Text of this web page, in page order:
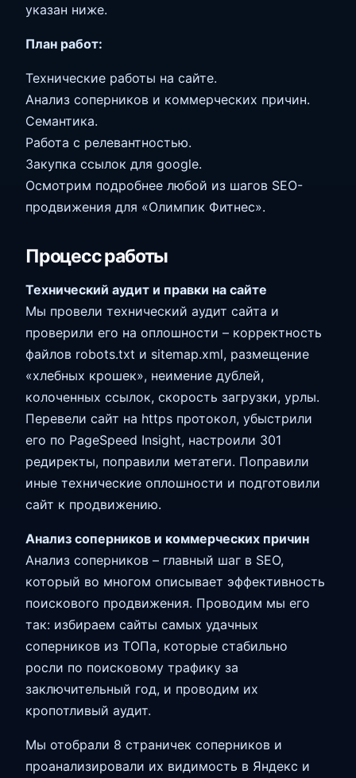
указан ниже.
План работ:
Технические работы на сайте.
Анализ соперников и коммерческих причин.
Семантика.
Работа с релевантностью.
Закупка ссылок для google.
Осмотрим подробнее любой из шагов SEO-
продвижения для «Олимпик Фитнес».
Процесс работы
Технический аудит и правки на сайте
Мы провели технический аудит сайта и
проверили его на оплошности – корректность
файлов robots.txt и sitemap.xml, размещение
«хлебных крошек», неимение дублей,
колоченных ссылок, скорость загрузки, урлы.
Перевели сайт на https протокол, убыстрили
его по PageSpeed Insight, настроили 301
редиректы, поправили метатеги. Поправили
иные технические оплошности и подготовили
сайт к продвижению.
Анализ соперников и коммерческих причин
Анализ соперников – главный шаг в SEO,
который во многом описывает эффективность
поискового продвижения. Проводим мы его
так: избираем сайты самых удачных
соперников из ТОПа, которые стабильно
росли по поисковому трафику за
заключительный год, и проводим их
кропотливый аудит.
Мы отобрали 8 страничек соперников и
проанализировали их видимость в Яндекс и